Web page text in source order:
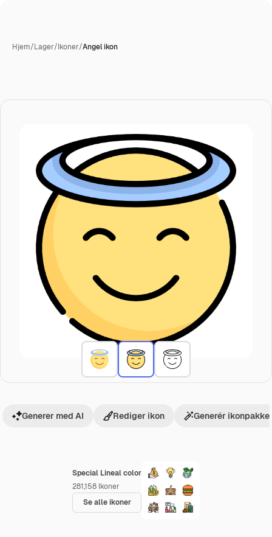
Hjem/Lager/Ikoner/Angel ikon
Special Lineal color
281,158 Ikoner
Se alle ikoner
Generer med AI Rediger ikon Generér ikonpakke